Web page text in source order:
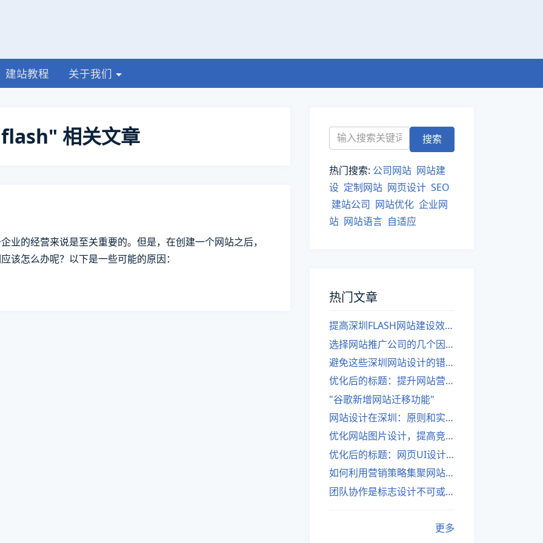
建站教程 关于我们
相关文章
业的经营来说是至关重要的。但是，在创建一个网站之后，
该怎么办呢？以下是一些可能的原因：
热门搜索: 公司网站 网站建
设 定制网站 网页设计 SEO
建站公司 网站优化 企业网
站 网站语言 自适应
热门文章
提高深圳FLASH网站建设效率的建议
选择网站推广公司的几个因素
避免这些深圳网站设计的错误
优化后的标题：提升网站营销绩效的策略
"谷歌新增网站迁移功能"
网站设计在深圳：原则和实践
优化网站图片设计，提高竞争力
优化后的标题：网页UI设计与APP UI设计应用软件
如何利用营销策略集聚网站流量
团队协作是标志设计不可或缺的一部分
更多